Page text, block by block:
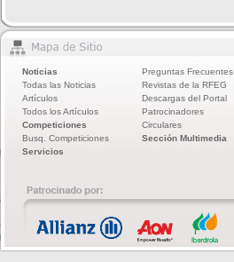
Noticias
Todas las Noticias
Artículos
Todos los Artículos
Competiciones
Busq. Competiciones
Servicios
Preguntas Frecuentes
Revistas de la RFEG
Descargas del Portal
Patrocinadores
Circulares
Sección Multimedia